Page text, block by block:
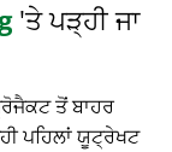
'ਤੇ ਪੜ੍ਹੀ ਜਾ
ਤੋਂ ਬਾਹਰ
ਪਹਿਲਾਂ ਯੂਟ੍ਰੇਖਟ